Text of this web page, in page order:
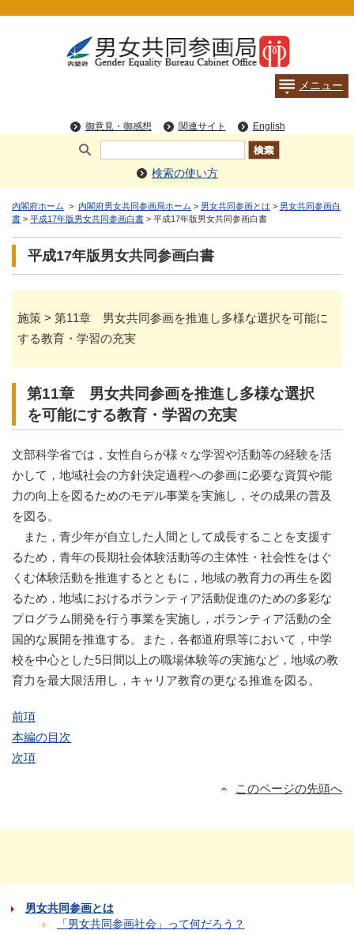
検索の使い方
内閣府ホーム > 内閣府男女共同参画局ホーム > 男女共同参画とは > 男女共同参画白
書 > 平成17年版男女共同参画白書 > 平成17年版男女共同参画白書
平成17年版男女共同参画白書
施策 > 第11章 男女共同参画を推進し多様な選択を可能に
する教育・学習の充実
第11章 男女共同参画を推進し多様な選択
を可能にする教育・学習の充実
文部科学省では，女性自らが様々な学習や活動等の経験を活
かして，地域社会の方針決定過程への参画に必要な資質や能
力の向上を図るためのモデル事業を実施し，その成果の普及
を図る。
また，青少年が自立した人間として成長することを支援す
るため，青年の長期社会体験活動等の主体性・社会性をはぐ
くむ体験活動を推進するとともに，地域の教育力の再生を図
るため，地域におけるボランティア活動促進のための多彩な
プログラム開発を行う事業を実施し，ボランティア活動の全
国的な展開を推進する。また，各都道府県等において，中学
校を中心とした5日間以上の職場体験等の実施など，地域の教
育力を最大限活用し，キャリア教育の更なる推進を図る。
前項
本編の目次
次項
このページの先頭へ